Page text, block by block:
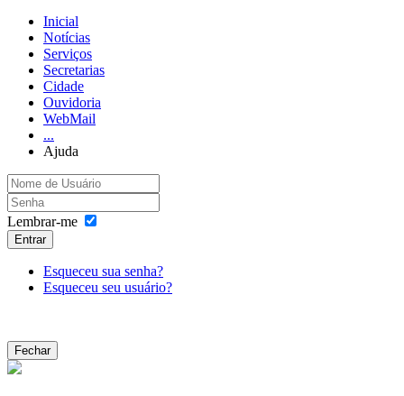
Inicial
Notícias
Serviços
Secretarias
Cidade
Ouvidoria
WebMail
...
Ajuda
Lembrar-me
Entrar
Esqueceu sua senha?
Esqueceu seu usuário?
Fechar